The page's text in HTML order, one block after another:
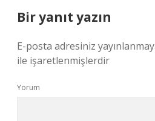
Bir yanıt yazın
E-posta adresiniz
ile işaretlenmişlerdir
Yorum